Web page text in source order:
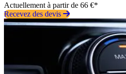
Actuellement à partir de 66 €*
Recevez des devis